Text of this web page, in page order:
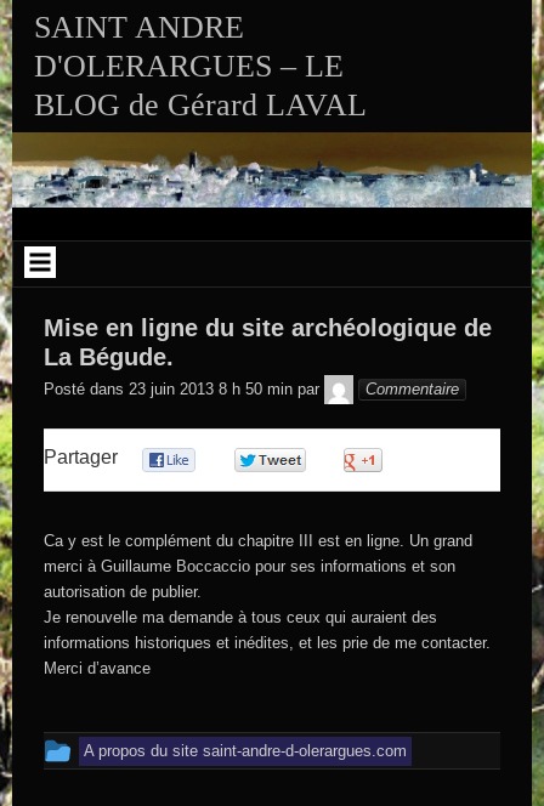
SAINT ANDRE
D'OLERARGUES – LE
BLOG de Gérard LAVAL
Mise en ligne du site archéologique de
La Bégude.
Posté dans 23 juin 2013 8 h 50 min par
GEGE DE
SAINTAND
Commentaire
Partager
Ca y est le complément du chapitre III est en ligne. Un grand
merci à Guillaume Boccaccio pour ses informations et son
autorisation de publier.
Je renouvelle ma demande à tous ceux qui auraient des
informations historiques et inédites, et les prie de me contacter.
Merci d’avance
Cet article a été publié dans
A propos du site saint-andre-d-olerargues.com